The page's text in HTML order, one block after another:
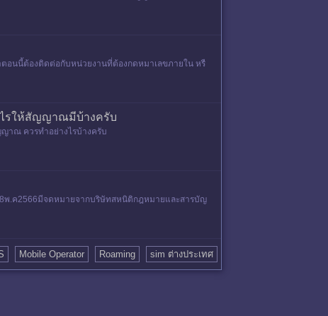
อนนี้ต้องติดต่อกับหน่วยงานที่ต้องกดหมาเลขภายใน หรื
รให้สัญญาณมีบ้างครับ
ญาณ ควรทำอย่างไรบ้างครับ
8พ.ค2566มีจดหมายจากบริษัทสหนิติกฎหมายและสารบัญ
Mobile Operator Roaming sim ต่างประเทศ